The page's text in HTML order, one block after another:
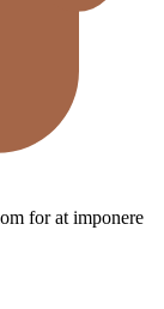
for at imponere